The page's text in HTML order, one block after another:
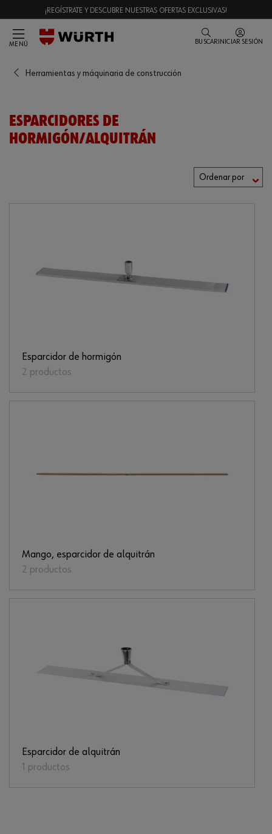
¡REGÍSTRATE Y DESCUBRE NUESTRAS OFERTAS EXCLUSIVAS!
MENÚ BUSCAR INICIAR SESIÓN
Herramientas y máquinaria de construcción
ESPARCIDORES DE
HORMIGÓN/ALQUITRÁN
Esparcidor de hormigón
2 productos
Mango, esparcidor de alquitrán
2 productos
Esparcidor de alquitrán
1 productos